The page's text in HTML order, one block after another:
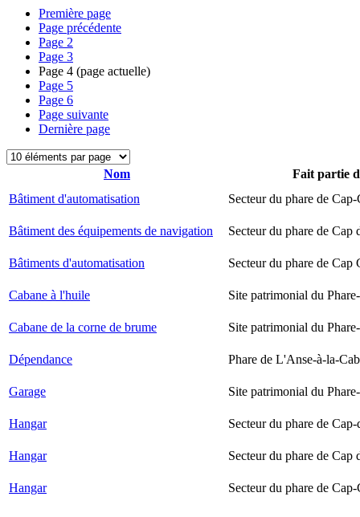
Première page
Page précédente
Page 2
Page 3
Page 4 (page actuelle)
Page 5
Page 6
Page suivante
Dernière page
Nom
Fait partie
Bâtiment d'automatisation
Secteur du phare de Cap-
Bâtiment des équipements de navigation Secteur du phare de Cap
Bâtiments d'automatisation Secteur du phare de Cap
Cabane à l'huile Site patrimonial du
Cabane de la corne de brume Site patrimonial du
Dépendance Phare de L'Anse-à-la-
Garage Site patrimonial du
Hangar Secteur du phare de Cap-
Hangar Secteur du phare de Cap
Hangar Secteur du phare de Cap-